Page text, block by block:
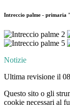
Intreccio palme - primaria
Notizie
Ultima revisione il
Questo sito o gli
cookie necessari al